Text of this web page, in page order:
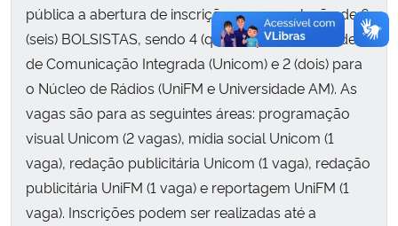
pública a abertura de inscrições para a seleção de 6
(seis) BOLSISTAS, sendo 4 (quatro) para a Unidade
de Comunicação Integrada (Unicom) e 2 (dois) para
o Núcleo de Rádios (UniFM e Universidade AM). As
vagas são para as seguintes áreas: programação
visual Unicom (2 vagas), mídia social Unicom (1
vaga), redação publicitária Unicom (1 vaga), redação
publicitária UniFM (1 vaga) e reportagem UniFM (1
vaga). Inscrições podem ser realizadas até a